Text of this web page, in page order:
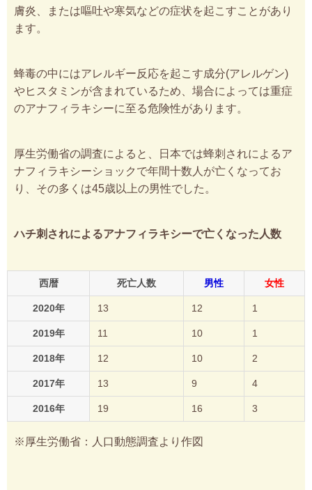
膚炎、または嘔吐や寒気などの症状を起こすことがあり
ます。
蜂毒の中にはアレルギー反応を起こす成分(アレルゲン)
やヒスタミンが含まれているため、場合によっては重症
のアナフィラキシーに至る危険性があります。
厚生労働省の調査によると、日本では蜂刺されによるア
ナフィラキシーショックで年間十数人が亡くなってお
り、その多くは45歳以上の男性でした。
ハチ刺されによるアナフィラキシーで亡くなった人数
西暦 死亡人数 男性 女性
2020年 13 12 1
2019年 11 10 1
2018年 12 10 2
2017年 13 9 4
2016年 19 16 3
※厚生労働省：人口動態調査より作図